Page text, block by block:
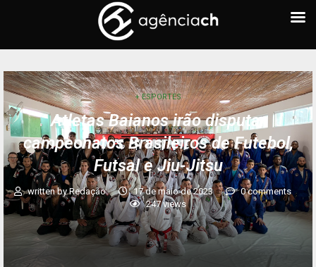
+ ESPORTES
Atletas Baianos irão disputar
campeonatos Brasileiros de Futebol,
Futsal e Jiu-Jitsu
written byRedação 17 de maio de 2023
0 comments
247views